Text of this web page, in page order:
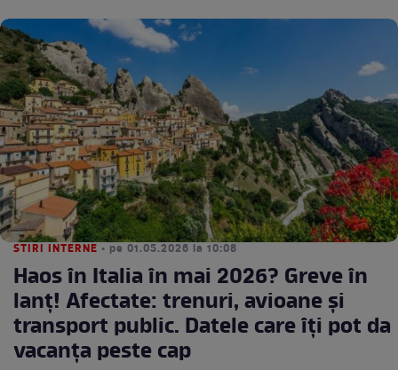
STIRI INTERNE • pe 01.05.2026 la 10:08
Haos în Italia în mai 2026? Greve în
lanț! Afectate: trenuri, avioane și
transport public. Datele care îți pot da
vacanța peste cap